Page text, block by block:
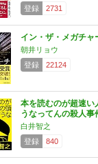
登録
2731
イン・ザ・メガチャ
朝井リョウ
登録
22124
本を読むのが超速い
うなってんの殺人事
白井智之
登録
840